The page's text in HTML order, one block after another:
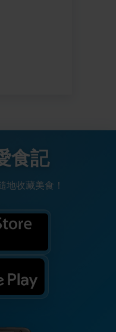
食記
地收藏美食！